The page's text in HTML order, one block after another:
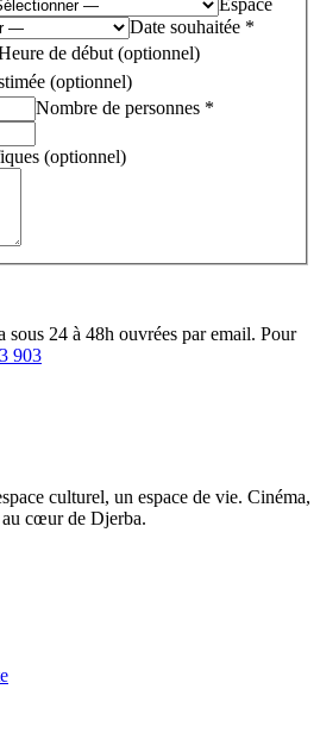
Espace
Date souhaitée *
de début (optionnel)
(optionnel)
Nombre de personnes *
(optionnel)
sous 24 à 48h ouvrées par email. Pour
903
culturel, un espace de vie. Cinéma,
au cœur de Djerba.